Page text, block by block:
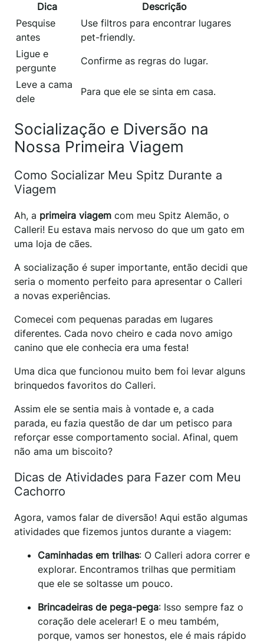
Dica
Descrição
Pesquise
antes
Use filtros para encontrar lugares
pet-friendly.
Ligue e
pergunte
Confirme as regras do lugar.
Leve a cama
dele
Para que ele se sinta em casa.
Socialização e Diversão na
Nossa Primeira Viagem
Como Socializar Meu Spitz Durante a
Viagem
Ah, a primeira viagem com meu Spitz Alemão, o
Calleri! Eu estava mais nervoso do que um gato em
uma loja de cães.
A socialização é super importante, então decidi que
seria o momento perfeito para apresentar o Calleri
a novas experiências.
Comecei com pequenas paradas em lugares
diferentes. Cada novo cheiro e cada novo amigo
canino que ele conhecia era uma festa!
Uma dica que funcionou muito bem foi levar alguns
brinquedos favoritos do Calleri.
Assim ele se sentia mais à vontade e, a cada
parada, eu fazia questão de dar um petisco para
reforçar esse comportamento social. Afinal, quem
não ama um biscoito?
Dicas de Atividades para Fazer com Meu
Cachorro
Agora, vamos falar de diversão! Aqui estão algumas
atividades que fizemos juntos durante a viagem:
Caminhadas em trilhas: O Calleri adora correr e
explorar. Encontramos trilhas que permitiam
que ele se soltasse um pouco.
Brincadeiras de pega-pega: Isso sempre faz o
coração dele acelerar! E o meu também,
porque, vamos ser honestos, ele é mais rápido